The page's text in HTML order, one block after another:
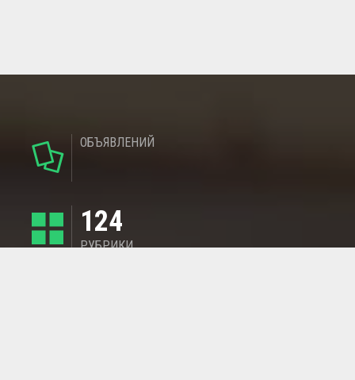
ОБЪЯВЛЕНИЙ
124
РУБРИКИ